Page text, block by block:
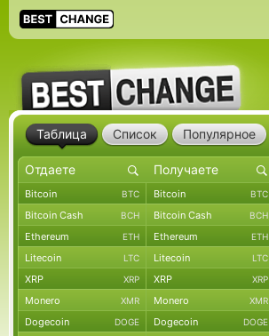
Таблица Список Популярное
Bitcoin BTC Bitcoin BTC
Bitcoin Cash BCH Bitcoin Cash BCH
Ethereum ETH Ethereum ETH
Litecoin LTC Litecoin LTC
XRP XRP XRP XRP
Monero XMR Monero XMR
Dogecoin DOGE Dogecoin DOGE